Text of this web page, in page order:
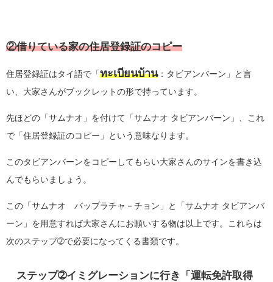
②借りている家の住居登録証のコピー
住居登録証はタイ語で 「ทะเบียนบ้าน：タビアンバーン」 と言
い、大家さんがブックレットの形で持っています。
先ほどの「サムナオ」を付けて「サムナオ タビアンバーン」、これ
で「住居登録証のコピー」という意味なります。
このタビアンバーンをコピーしてもらい大家さんのサインを書き込
んでもらいましょう。
この「サムナオ バップラチャ－チョン」と「サムナオ タビアンバ
ーン」を用意すれば大家さんにお願いする物は以上です。これらは
次のステップ➁で必要になってくる書類です。
ステップ➁イミグレーションに行き「運転免許取得